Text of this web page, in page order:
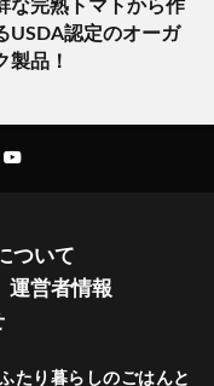
な完熟トマトから作
USDA認定のオーガ
製品！
ついて
運営者情報
たり暮らしのごはんと